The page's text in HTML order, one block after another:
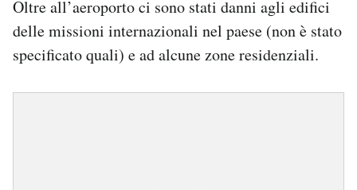
Oltre all’aeroporto ci sono stati danni agli edifici
delle missioni internazionali nel paese (non è stato
specificato quali) e ad alcune zone residenziali.